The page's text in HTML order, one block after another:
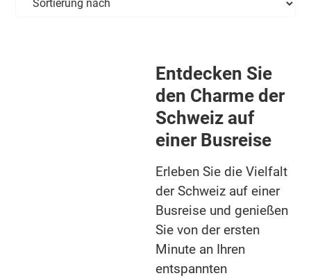
dem beeindruckenden Jungfraujoch, das zu den
Sie einen Ausflug ins malerische Lauterbrunnen-Tal, um
die imposanten Wasserfälle zu betrachten, auf einer der
charmanten Almhütten einzukehren oder das mondäne
St. Moritz zu erkunden. Hier erwarten Sie exklusive
Skigebiete und luxuriöse Hotels, in denen Sie sich
Entdecken Sie
den Charme der
Schweiz auf
einer Busreise
Erleben Sie die Vielfalt
der Schweiz auf einer
Busreise und genießen
Sie von der ersten
Minute an Ihren
entspannten